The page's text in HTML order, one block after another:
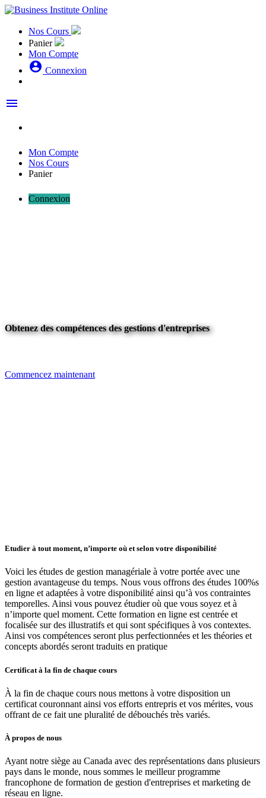
Nos Cours
Panier
Mon Compte
account_circle Connexion
menu
Mon Compte
Nos Cours
Panier
Connexion
Obtenez des compétences des gestions d'entreprises
Commencez maintenant
Etudier à tout moment, n’importe où et selon votre disponibilité
Voici les études de gestion managériale à votre portée avec une
gestion avantageuse du temps. Nous vous offrons des études 100%s
en ligne et adaptées à votre disponibilité ainsi qu’à vos contraintes
temporelles. Ainsi vous pouvez étudier où que vous soyez et à
n’importe quel moment. Cette formation en ligne est centrée et
focalisée sur des illustratifs et qui sont spécifiques à vos contextes.
Ainsi vos compétences seront plus perfectionnées et les théories et
concepts abordés seront traduits en pratique
Certificat à la fin de chaque cours
À la fin de chaque cours nous mettons à votre disposition un
certificat couronnant ainsi vos efforts entrepris et vos mérites, vous
offrant de ce fait une pluralité de débouchés très variés.
À propos de nous
Ayant notre siège au Canada avec des représentations dans plusieurs
pays dans le monde, nous sommes le meilleur programme
francophone de formation de gestion d'entreprises et marketing de
réseau en ligne.